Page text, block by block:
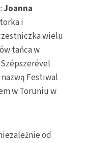
Joanna
i
wielu
tańca w
Festiwal
w Toruniu w
od